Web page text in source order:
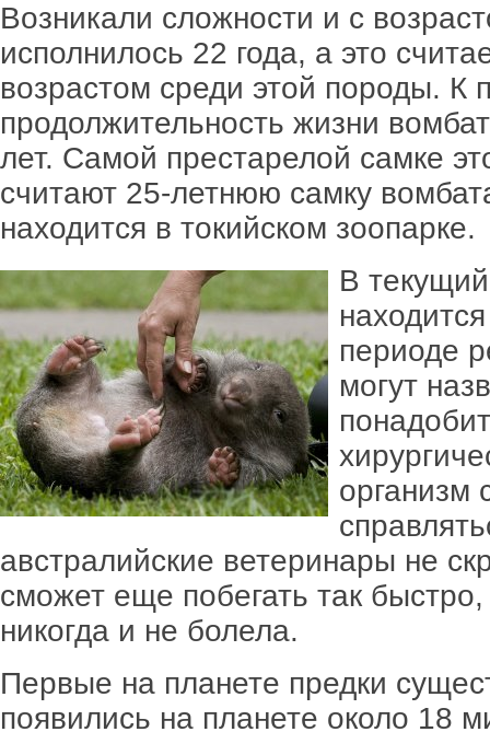
Возникали сложности и с
исполнилось 22 года, а это
возрастом среди этой породы. К
продолжительность жизни
лет. Самой престарелой самке
считают 25-летнюю самку
находится в токийском зоопарке.
В
периоде
могут
организм
австралийские ветеринары не
сможет еще побегать так быстро,
никогда и не болела.
Первые на планете предки
появились на планете около 18